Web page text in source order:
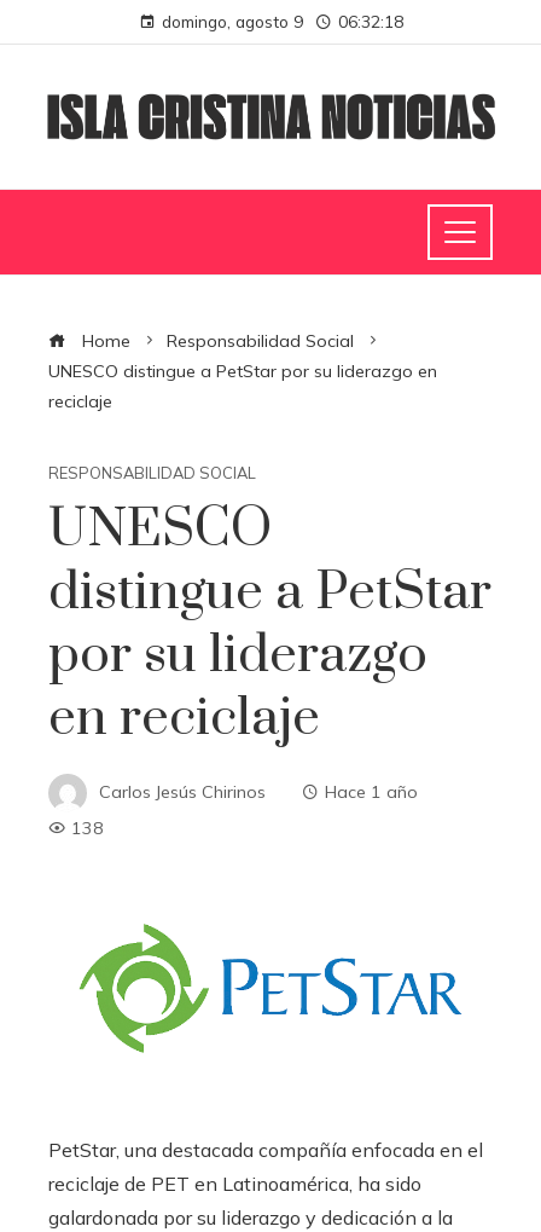
domingo, agosto 9 06:32:19
Home
Responsabilidad Social
UNESCO distingue a PetStar por su liderazgo en
reciclaje
RESPONSABILIDAD SOCIAL
UNESCO
distingue a PetStar
por su liderazgo
en reciclaje
Carlos Jesús Chirinos
Hace 1 año
138
PetStar, una destacada compañía enfocada en el
reciclaje de PET en Latinoamérica, ha sido
galardonada por su liderazgo y dedicación a la